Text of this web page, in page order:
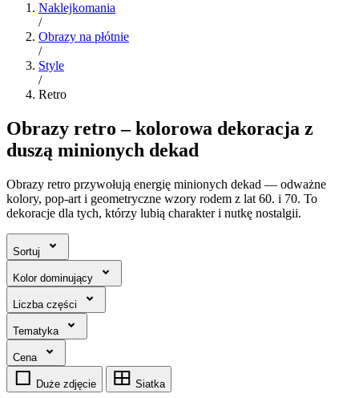
Naklejkomania
/
Obrazy na płótnie
/
Style
/
Retro
Obrazy retro – kolorowa dekoracja z
duszą minionych dekad
Obrazy retro przywołują energię minionych dekad — odważne
kolory, pop-art i geometryczne wzory rodem z lat 60. i 70. To
dekoracje dla tych, którzy lubią charakter i nutkę nostalgii.
Sortuj
Kolor dominujący
Liczba części
Tematyka
Cena
Duże zdjęcie Siatka